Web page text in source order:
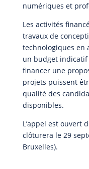
numériques et
Les activités
travaux de
technologiques en
un budget indicatif
financer une
projets puissent
qualité des
disponibles.
L’appel est ouvert
clôturera le 29
Bruxelles).